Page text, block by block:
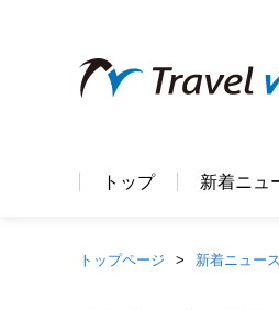
トップ 新着ニュ
トップページ 新着ニュース